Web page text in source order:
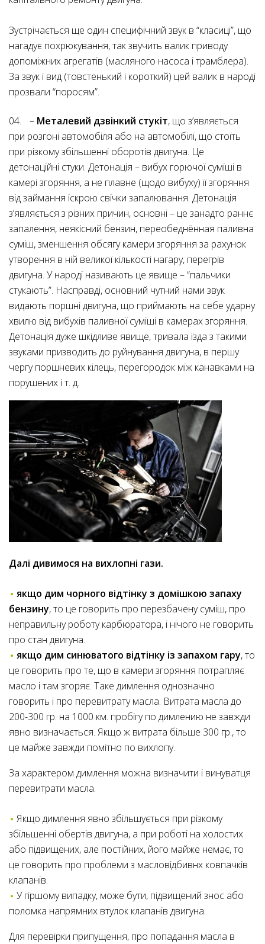
Зустрічається ще один специфічний звук в “класиці”, що
нагадує похрюкування, так звучить валик приводу
допоміжних агрегатів (масляного насоса і трамблера).
За звук і вид (товстенький і короткий) цей валик в народі
прозвали “поросям”.
– Металевий дзвінкий стукіт, що з’являється
при розгоні автомобіля або на автомобілі, що стоїть
при різкому збільшенні оборотів двигуна. Це
детонаційні стуки. Детонація – вибух горючої суміші в
камері згоряння, а не плавне (щодо вибуху) її згоряння
від займання іскрою свічки запалювання. Детонація
з’являється з різних причин, основні – це занадто раннє
запалення, неякісний бензин, переобеднённая паливна
суміш, зменшення обсягу камери згоряння за рахунок
утворення в ній великої кількості нагару, перегрів
двигуна. У народі називають це явище – “пальчики
стукають”. Насправді, основний чутний нами звук
видають поршні двигуна, що приймають на себе ударну
хвилю від вибухів паливної суміші в камерах згоряння.
Детонація дуже шкідливе явище, тривала їзда з такими
звуками призводить до руйнування двигуна, в першу
чергу поршневих кілець, перегородок між канавками на
порушених і т. д.
Далі дивимося на вихлопні гази.
якщо дим чорного відтінку з домішкою запаху
бензину, то це говорить про перезбачену суміш, про
неправильну роботу карбюратора, і нічого не говорить
про стан двигуна.
якщо дим синюватого відтінку із запахом гару, то
це говорить про те, що в камери згоряння потрапляє
масло і там згоряє. Таке димлення однозначно
говорить і про перевитрату масла. Витрата масла до
200-300 гр. на 1000 км. пробігу по димлению не завжди
явно визначається. Якщо ж витрата більше 300 гр., то
це майже завжди помітно по вихлопу.
За характером димлення можна визначити і винуватця
перевитрати масла.
Якщо димлення явно збільшується при різкому
збільшенні обертів двигуна, а при роботі на холостих
або підвищених, але постійних, його майже немає, то
це говорить про проблеми з масловідбивнх ковпачків
клапанів.
У гіршому випадку, може бути, підвищений знос або
поломка напрямних втулок клапанів двигуна.
Для перевірки припущення, про попадання масла в